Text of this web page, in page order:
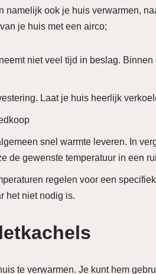
namelijk ook je huis verwarmen,
je huis met een airco;
niet veel tijd in beslag.
Laat je huis heerlijk
snel warmte leveren. In
de gewenste temperatuur in een
regelen voor een
het niet nodig is.
te verwarmen. Je kunt hem